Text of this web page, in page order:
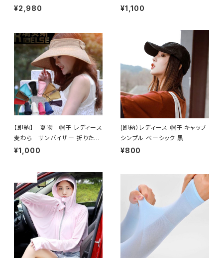
スナー付き ラウンドネック Mサ
¥2,980
ルー
¥1,100
【即納】 夏物 帽子 レディース
麦わら サンバイザー 折りたた
み 日除け帽 つば広 リボン新品
¥1,000
(即納）レディース 帽子 キャップ
シンプル ベーシック 黒
¥800